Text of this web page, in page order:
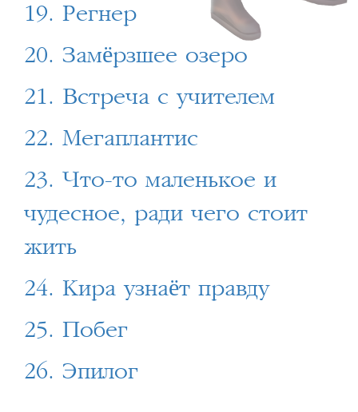
19. Регнер
20. Замёрзшее озеро
21. Встреча с учителем
22. Мегаплантис
23. Что-то маленькое и
чудесное, ради чего стоит
жить
24. Кира узнаёт правду
25. Побег
26. Эпилог